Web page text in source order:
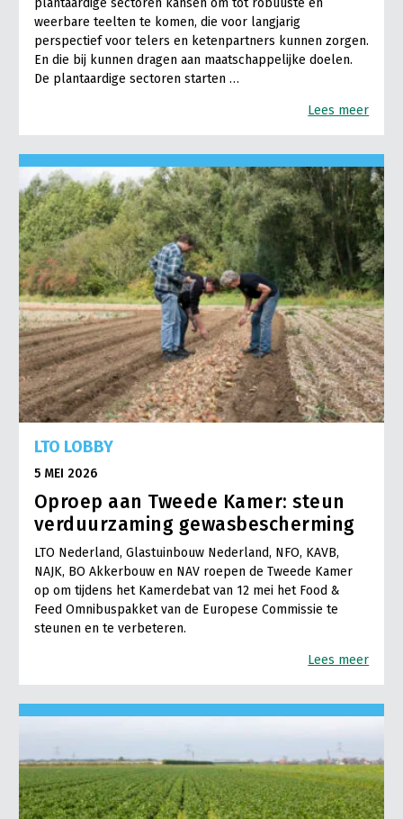
plantaardige sectoren kansen om tot robuuste en
weerbare teelten te komen, die voor langjarig
perspectief voor telers en ketenpartners kunnen zorgen.
En die bij kunnen dragen aan maatschappelijke doelen.
De plantaardige sectoren starten …
Lees meer
LTO LOBBY
5 MEI 2026
Oproep aan Tweede Kamer: steun
verduurzaming gewasbescherming
LTO Nederland, Glastuinbouw Nederland, NFO, KAVB,
NAJK, BO Akkerbouw en NAV roepen de Tweede Kamer
op om tijdens het Kamerdebat van 12 mei het Food &
Feed Omnibuspakket van de Europese Commissie te
steunen en te verbeteren.
Lees meer